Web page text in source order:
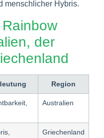
menschlicher Hybris.
der
Region
Australien
Griechenland